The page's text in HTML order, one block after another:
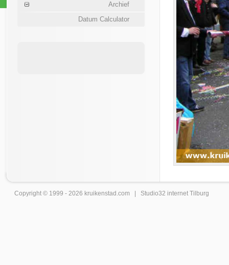
Archief
Datum Calculator
Copyright © 1999 - 2026 kruikenstad .com | Studio32 internet Tilburg